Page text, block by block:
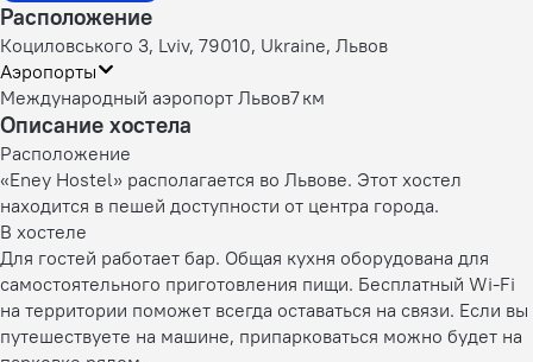
Расположение
Коциловського 3, Lviv, 79010, Ukraine, Львов
Аэропорты
Международный аэропорт Львов7 км
Описание хостела
Расположение
«Eney Hostel» располагается во Львове. Этот хостел
находится в пешей доступности от центра города.
В хостеле
Для гостей работает бар. Общая кухня оборудована для
самостоятельного приготовления пищи. Бесплатный Wi-Fi
на территории поможет всегда оставаться на связи. Если вы
путешествуете на машине, припарковаться можно будет на